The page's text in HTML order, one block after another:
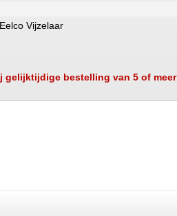
Vijzelaar
bestelling van 5 of meer